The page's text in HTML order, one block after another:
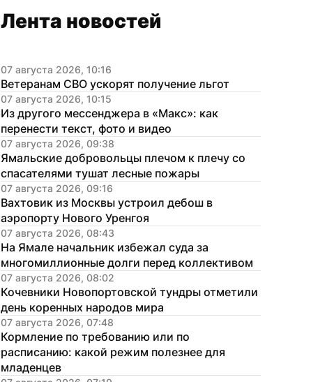
Лента новостей
07 августа 2026, 10:16
Ветеранам СВО ускорят получение льгот
07 августа 2026, 10:15
Из другого мессенджера в «Макс»: как
перенести текст, фото и видео
07 августа 2026, 09:38
Ямальские добровольцы плечом к плечу со
спасателями тушат лесные пожары
07 августа 2026, 09:16
Вахтовик из Москвы устроил дебош в
аэропорту Нового Уренгоя
07 августа 2026, 08:43
На Ямале начальник избежал суда за
многомиллионные долги перед коллективом
07 августа 2026, 08:02
Кочевники Новопортовской тундры отметили
день коренных народов мира
07 августа 2026, 07:48
Кормление по требованию или по
расписанию: какой режим полезнее для
младенцев